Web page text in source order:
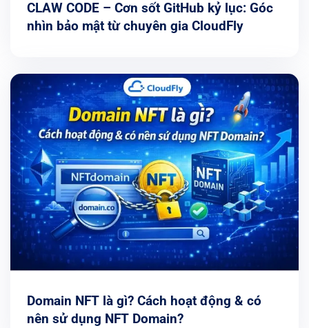
CLAW CODE – Cơn sốt GitHub kỷ lục: Góc
nhìn bảo mật từ chuyên gia CloudFly
Domain NFT là gì? Cách hoạt động & có
nên sử dụng NFT Domain?